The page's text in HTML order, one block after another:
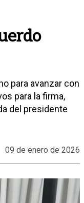
para avanzar con
para la firma,
del presidente
09 de enero de 2026